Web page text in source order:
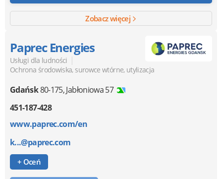
Zobacz więcej
Paprec Energies
Usługi dla ludności |
Ochrona środowiska, surowce wtórne, utylizacja
Gdańsk80-175,Jabłoniowa 57
451-187-428
www.paprec.com/en
k...@paprec.com
+ Oceń